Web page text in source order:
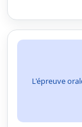
L'épreuve